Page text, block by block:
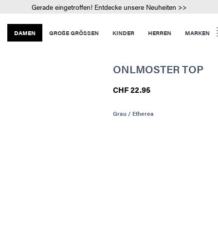
Gerade eingetroffen! Entdecke unsere Neuheiten >>
DAMEN GROßE GRÖSSEN KINDER HERREN MARKEN
ONLMOSTER TOP
CHF 22.95
Grau / Etherea